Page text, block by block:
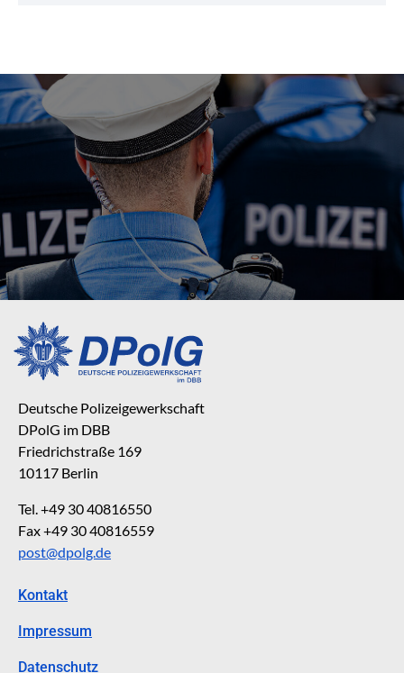
Deutsche Polizeigewerkschaft
DPolG im DBB
Friedrichstraße 169
10117 Berlin
Tel. +49 30 40816550
Fax +49 30 40816559
post@dpolg.de
Kontakt
Impressum
Datenschutz